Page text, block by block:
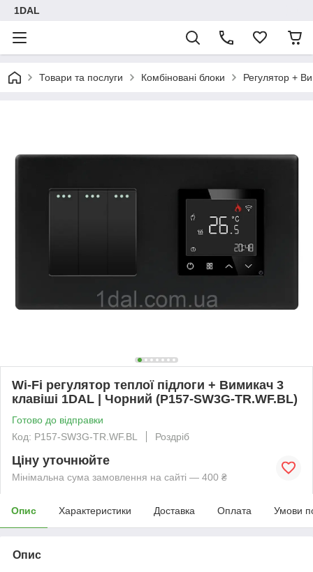
1DAL
Товари та послуги Комбіновані блоки Регулятор +
Wi-Fi регулятор теплої підлоги + Вимикач 3
клавіші 1DAL | Чорний (P157-SW3G-TR.WF.BL)
Готово до відправки
Код: P157-SW3G-TR.WF.BL
Роздріб
Ціну уточнюйте
Мінімальна сума замовлення на сайті — 400 ₴
Опис Характеристики Доставка Оплата Умови
Опис